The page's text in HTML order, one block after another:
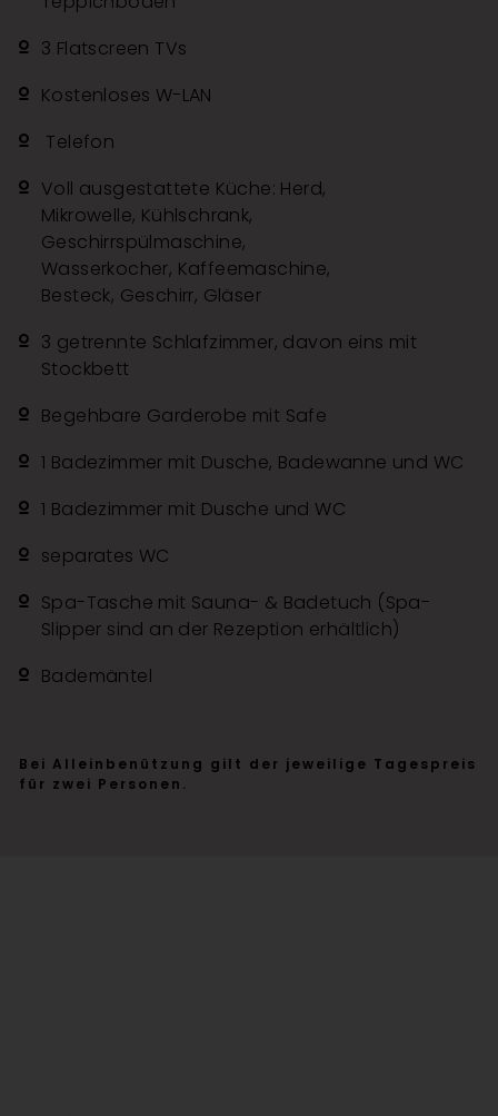
3 Flatscreen TVs
Kostenloses W-LAN
Telefon
Voll ausgestattete Küche: Herd,
Mikrowelle, Kühlschrank,
Geschirrspülmaschine,
Wasserkocher, Kaffeemaschine,
Besteck, Geschirr, Gläser
3 getrennte Schlafzimmer, davon eins mit
Stockbett
Begehbare Garderobe mit Safe
1 Badezimmer mit Dusche, Badewanne und WC
1 Badezimmer mit Dusche und WC
separates WC
Spa-Tasche mit Sauna- & Badetuch (Spa-
Slipper sind an der Rezeption erhältlich)
Bademäntel
Bei Alleinbenützung gilt der jeweilige Tagespreis
für zwei Personen.